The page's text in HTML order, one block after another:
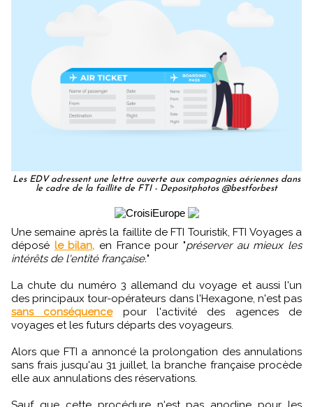
Les EDV adressent une lettre ouverte aux compagnies aériennes dans
le cadre de la faillite de FTI - Depositphotos @bestforbest
Une semaine après la faillite de FTI Touristik, FTI Voyages a
déposé le bilan, en France pour "préserver au mieux les
intérêts de l'entité française."
La chute du numéro 3 allemand du voyage et aussi l'un
des principaux tour-opérateurs dans l'Hexagone, n'est pas
sans conséquencepour l'activité des agences de
voyages et les futurs départs des voyageurs.
Alors que FTI a annoncé la prolongation des annulations
sans frais jusqu'au 31 juillet, la branche française procède
elle aux annulations des réservations.